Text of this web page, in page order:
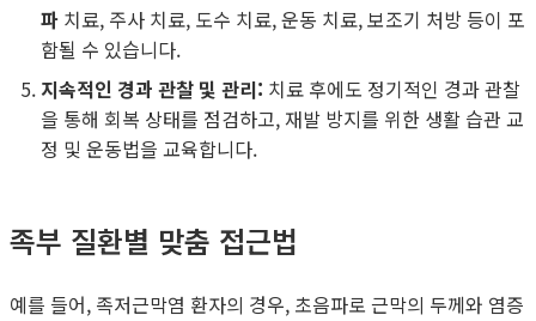
파 치료, 주사 치료, 도수 치료, 운동 치료, 보조기 처방 등이 포
함될 수 있습니다.
지속적인 경과 관찰 및 관리: 치료 후에도 정기적인 경과 관찰
을 통해 회복 상태를 점검하고, 재발 방지를 위한 생활 습관 교
정 및 운동법을 교육합니다.
족부 질환별 맞춤 접근법
예를 들어, 족저근막염 환자의 경우, 초음파로 근막의 두께와 염증